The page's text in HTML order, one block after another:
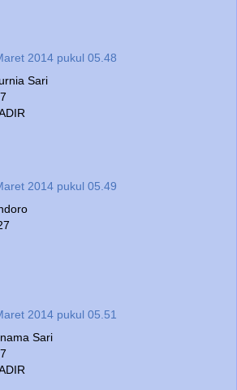
2014 pukul 05.48
Sari
2014 pukul 05.49
2014 pukul 05.51
Sari